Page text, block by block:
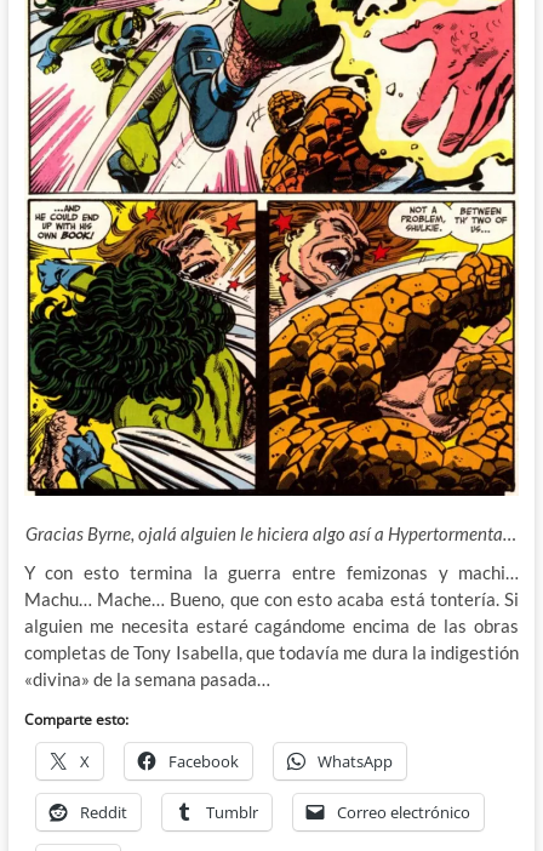
Gracias Byrne, ojalá alguien le hiciera algo así a Hypertormenta…
Y con esto termina la guerra entre femizonas y machi…
Machu… Mache… Bueno, que con esto acaba está tontería. Si
alguien me necesita estaré cagándome encima de las obras
completas de Tony Isabella, que todavía me dura la indigestión
«divina» de la semana pasada…
Comparte esto:
X Facebook WhatsApp
Reddit Tumblr Correo electrónico